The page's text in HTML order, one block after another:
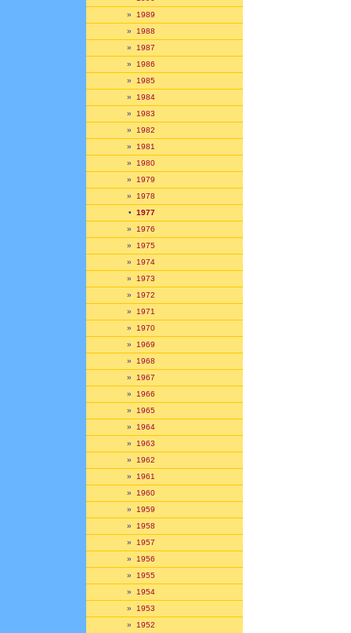
» 1989
» 1988
» 1987
» 1986
» 1985
» 1984
» 1983
» 1982
» 1981
» 1980
» 1979
» 1978
• 1977
» 1976
» 1975
» 1974
» 1973
» 1972
» 1971
» 1970
» 1969
» 1968
» 1967
» 1966
» 1965
» 1964
» 1963
» 1962
» 1961
» 1960
» 1959
» 1958
» 1957
» 1956
» 1955
» 1954
» 1953
» 1952